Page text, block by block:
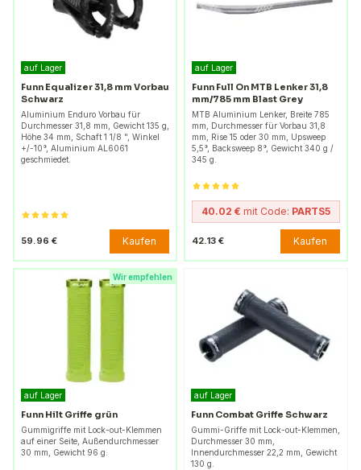
auf Lager
Funn Equalizer 31,8 mm Vorbau
Schwarz
Aluminium Enduro Vorbau für
Durchmesser 31,8 mm, Gewicht 135 g,
Höhe 34 mm, Schaft 1 1/8 ", Winkel
+/-10°, Aluminium AL6061
geschmiedet.
59.96 € Kaufen
auf Lager
Funn Full On MTB Lenker 31,8
mm/785 mm Blast Grey
MTB Aluminium Lenker, Breite 785
mm, Durchmesser für Vorbau 31,8
mm, Rise 15 oder 30 mm, Upsweep
5,5°, Backsweep 8°, Gewicht 340 g /
345 g.
40.02 € mit Code: PARTS5
42.13 € Kaufen
Wir empfehlen
auf Lager
Funn Hilt Griffe grün
Gummigriffe mit Lock-out-Klemmen
auf einer Seite, Außendurchmesser
30 mm, Gewicht 96 g.
auf Lager
Funn Combat Griffe Schwarz
Gummi-Griffe mit Lock-out-Klemmen,
Durchmesser 30 mm,
Innendurchmesser 22,2 mm, Gewicht
130 g.